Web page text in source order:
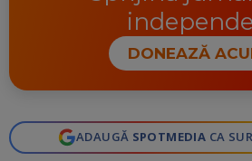
DONEAZĂ
ADAUGĂ SPOTMEDIA CA